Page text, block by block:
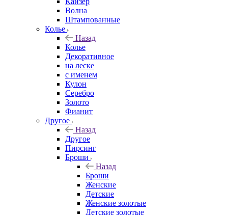
Волна
Штампованные
Колье
Назад
Колье
Декоративное
на леске
с именем
Кулон
Серебро
Золото
Фианит
Другое
Назад
Другое
Пирсинг
Броши
Назад
Броши
Женские
Детские
Женские золотые
Детские золотые